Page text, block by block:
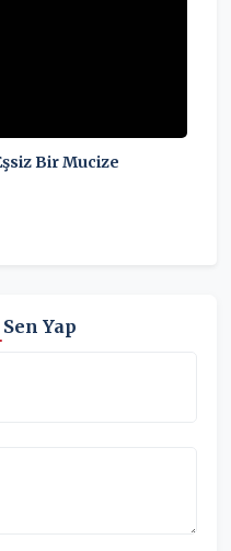
Bir Mucize
Yap